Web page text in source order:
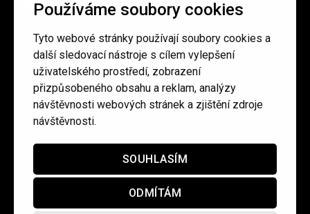
Používáme soubory cookies
Tyto webové stránky používají soubory cookies a
další sledovací nástroje s cílem vylepšení
uživatelského prostředí, zobrazení
přizpůsobeného obsahu a reklam, analýzy
návštěvnosti webových stránek a zjištění zdroje
návštěvnosti.
SOUHLASÍM
ODMÍTÁM
MERCH VOUCHER
Ochrana osobních údajů / Obchodní podmínky
redakce@cinepur.cz